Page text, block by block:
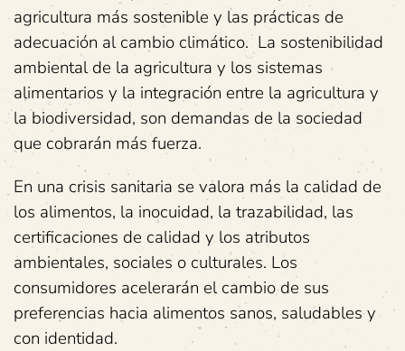
agricultura más sostenible y las prácticas de
adecuación al cambio climático. La sostenibilidad
ambiental de la agricultura y los sistemas
alimentarios y la integración entre la agricultura y
la biodiversidad, son demandas de la sociedad
que cobrarán más fuerza.
En una crisis sanitaria se valora más la calidad de
los alimentos, la inocuidad, la trazabilidad, las
certificaciones de calidad y los atributos
ambientales, sociales o culturales. Los
consumidores acelerarán el cambio de sus
preferencias hacia alimentos sanos, saludables y
con identidad.